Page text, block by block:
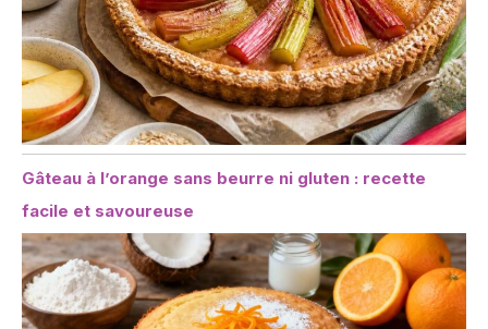
Gâteau à l’orange sans beurre ni gluten : recette
facile et savoureuse